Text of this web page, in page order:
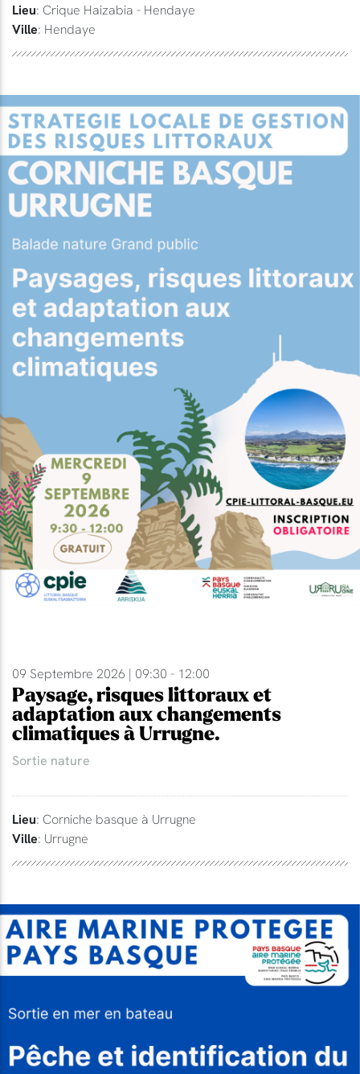
Lieu: Crique Haizabia - Hendaye
Ville: Hendaye
09 Septembre 2026 | 09:30 - 12:00
Paysage, risques littoraux et
adaptation aux changements
climatiques à Urrugne.
Sortie nature
Lieu: Corniche basque à Urrugne
Ville: Urrugne